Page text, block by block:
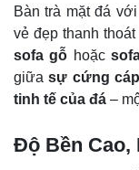
Bàn trà mặt đá
vẻ đẹp thanh
sofa gỗ hoặc
giữasự cứng
tinh tế của đá –
Độ Bền Cao,